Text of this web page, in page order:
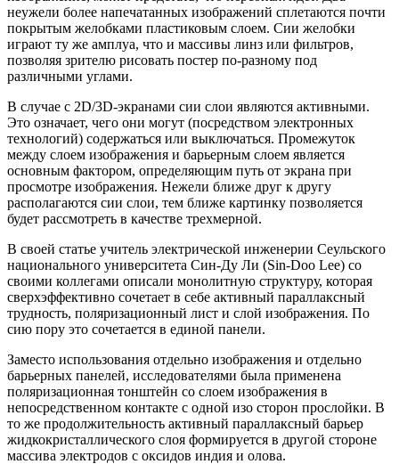
неужели более напечатанных изображений сплетаются почти
покрытым желобками пластиковым слоем. Сии желобки
играют ту же амплуа, что и массивы линз или фильтров,
позволяя зрителю рисовать постер по-разному под
различными углами.
В случае с 2D/3D-экранами сии слои являются активными.
Это означает, чего они могут (посредством электронных
технологий) содержаться или выключаться. Промежуток
между слоем изображения и барьерным слоем является
основным фактором, определяющим путь от экрана при
просмотре изображения. Нежели ближе друг к другу
располагаются сии слои, тем ближе картинку позволяется
будет рассмотреть в качестве трехмерной.
В своей статье учитель электрической инженерии Сеульского
национального университета Син-Ду Ли (Sin-Doo Lee) со
своими коллегами описали монолитную структуру, которая
сверхэффективно сочетает в себе активный параллаксный
трудность, поляризационный лист и слой изображения. По
сию пору это сочетается в единой панели.
Заместо использования отдельно изображения и отдельно
барьерных панелей, исследователями была применена
поляризационная тонштейн со слоем изображения в
непосредственном контакте с одной изо сторон прослойки. В
то же продолжительность активный параллаксный барьер
жидкокристаллического слоя формируется в другой стороне
массива электродов с оксидов индия и олова.